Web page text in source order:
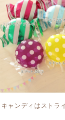
キャンディはストラ
ストライプはメタ
ドット系は